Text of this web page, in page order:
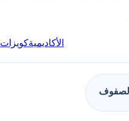
الأكاديميةكويزات